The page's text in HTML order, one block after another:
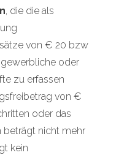
, die die als
von € 20 bzw
oder
zu erfassen
von €
oder das
beträgt nicht mehr
kein